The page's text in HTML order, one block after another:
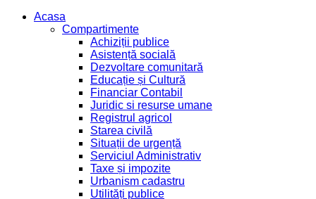
Acasa
Compartimente
Achiziții publice
Asistență socială
Dezvoltare comunitară
Educație și Cultură
Financiar Contabil
Juridic si resurse umane
Registrul agricol
Starea civilă
Situații de urgență
Serviciul Administrativ
Taxe și impozite
Urbanism cadastru
Utilități publice